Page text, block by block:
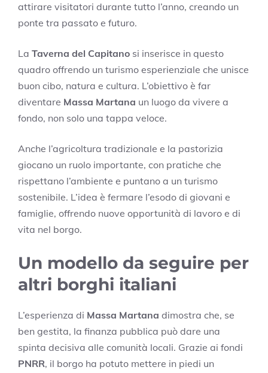
attirare visitatori durante tutto l’anno, creando un
ponte tra passato e futuro.
La Taverna del Capitano si inserisce in questo
quadro offrendo un turismo esperienziale che unisce
buon cibo, natura e cultura. L’obiettivo è far
diventare Massa Martana un luogo da vivere a
fondo, non solo una tappa veloce.
Anche l’agricoltura tradizionale e la pastorizia
giocano un ruolo importante, con pratiche che
rispettano l’ambiente e puntano a un turismo
sostenibile. L’idea è fermare l’esodo di giovani e
famiglie, offrendo nuove opportunità di lavoro e di
vita nel borgo.
Un modello da seguire per
altri borghi italiani
L’esperienza di Massa Martana dimostra che, se
ben gestita, la finanza pubblica può dare una
spinta decisiva alle comunità locali. Grazie ai fondi
PNRR, il borgo ha potuto mettere in piedi un